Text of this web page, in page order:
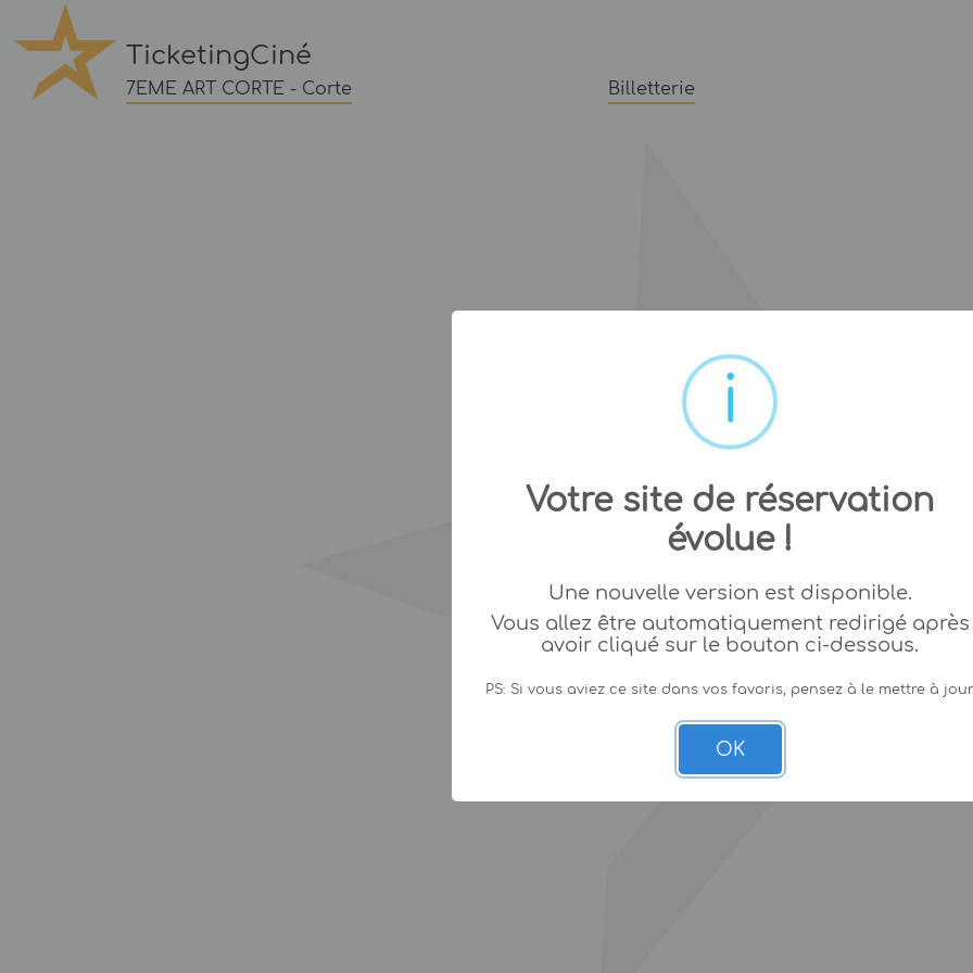
TicketingCiné
7EME ART CORTE - Corte Billetterie
Votre site de réservation
évolue !
Une nouvelle version est disponible.
Vous allez être automatiquement redirigé après
avoir cliqué sur le bouton ci-dessous.
PS: Si vous aviez ce site dans vos favoris, pensez à le mettre à
OK